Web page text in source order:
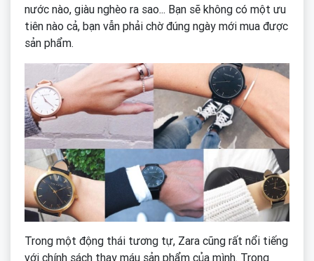
nước nào, giàu nghèo ra sao... Bạn sẽ không có một ưu
tiên nào cả, bạn vẫn phải chờ đúng ngày mới mua được
sản phẩm.
Trong một động thái tương tự, Zara cũng rất nổi tiếng
với chính sách thay máu sản phẩm của mình. Trong